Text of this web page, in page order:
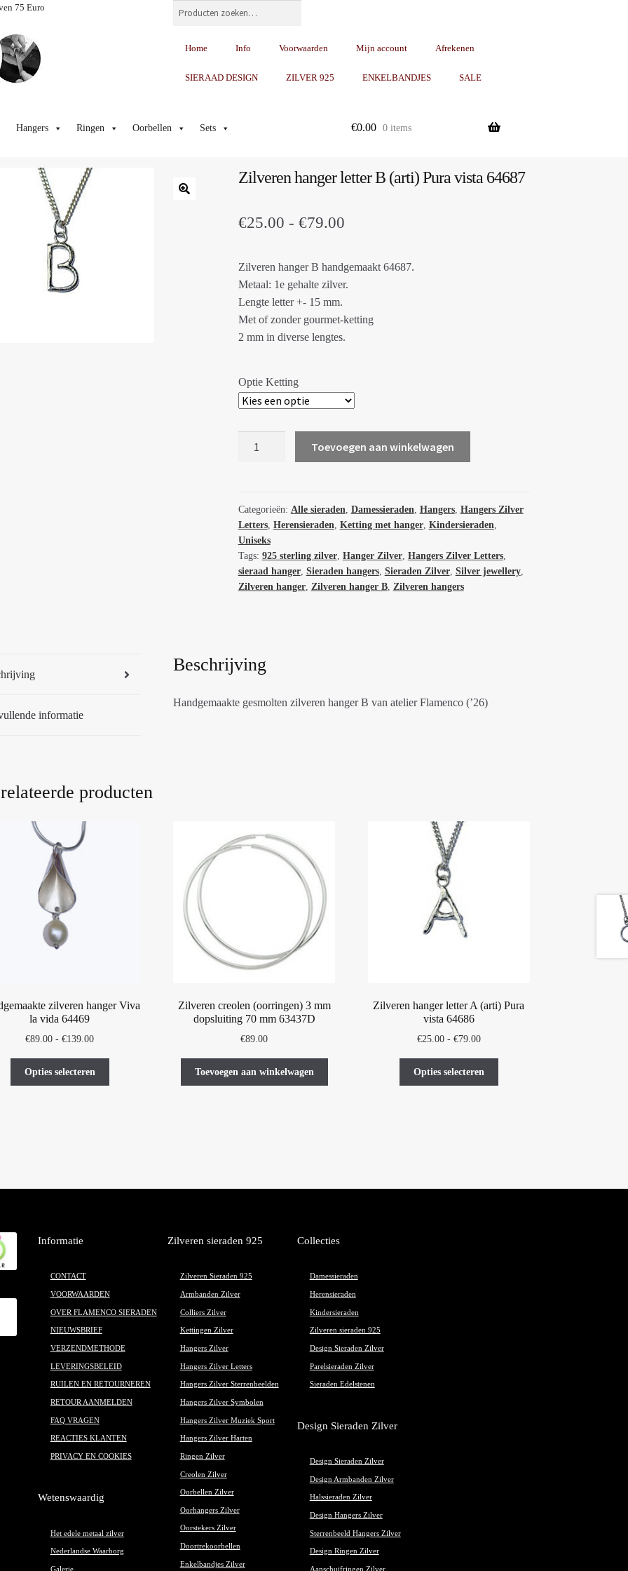
75 Euro Zoeken
Home Info Voorwaarden Mijn account Afrekenen
SIERAAD DESIGN ZILVER 925 ENKELBANDJES SALE
Hangers Ringen Oorbellen Sets €0.00 0 items
Zilveren hanger letter B (arti) Pura vista 64687
€25.00 - €79.00Prijsklasse:
tot
Zilveren hanger B handgemaakt 64687.
Metaal: 1e gehalte zilver.
Lengte letter +- 15 mm.
Met of zonder gourmet-ketting
2 mm in diverse lengtes.
Optie Ketting
(arti)
Pura
vista
64687
aantal
Toevoegen aan winkelwagen
Categorieën: Alle sieraden, Damessieraden, Hangers, Hangers Zilver
Letters, Herensieraden, Ketting met hanger, Kindersieraden,
Uniseks
Tags: 925 sterling zilver, Hanger Zilver, Hangers Zilver Letters,
sieraad hanger, Sieraden hangers, Sieraden Zilver, Silver jewellery,
Zilveren hanger, Zilveren hanger B, Zilveren hangers
informatie
Beschrijving
Handgemaakte gesmolten zilveren hanger B van atelier Flamenco (’26)
producten
zilveren hanger Viva
la vida 64469
€89.00 - €139.00Prijsklasse:
tot
€139.00
Opties selecteren
gekozen
Zilveren creolen (oorringen) 3 mm
dopsluiting 70 mm 63437D
€89.00
Toevoegen aan winkelwagen
Zilveren hanger letter A (arti) Pura
vista 64686
€25.00 - €79.00Prijsklasse:
tot
€79.00
Opties selecteren
gekozen
Informatie
CONTACT
VOORWAARDEN
OVER FLAMENCO SIERADEN
NIEUWSBRIEF
VERZENDMETHODE
LEVERINGSBELEID
RUILEN EN RETOURNEREN
RETOUR AANMELDEN
FAQ VRAGEN
REACTIES KLANTEN
PRIVACY EN COOKIES
Wetenswaardig
Het edele metaal zilver
Nederlandse Waarborg
Galerie
Zilveren sieraden 925
Zilveren Sieraden 925
Armbanden Zilver
Colliers Zilver
Kettingen Zilver
Hangers Zilver
Hangers Zilver Letters
Hangers Zilver Sterrenbeelden
Hangers Zilver Symbolen
Hangers Zilver Muziek Sport
Hangers Zilver Harten
Ringen Zilver
Creolen Zilver
Oorbellen Zilver
Oorhangers Zilver
Oorstekers Zilver
Doortrekoorbellen
Enkelbandjes Zilver
Collecties
Damessieraden
Herensieraden
Kindersieraden
Zilveren sieraden 925
Design Sieraden Zilver
Parelsieraden Zilver
Sieraden Edelstenen
Design Sieraden Zilver
Design Sieraden Zilver
Design Armbanden Zilver
Halssieraden Zilver
Design Hangers Zilver
Sterrenbeeld Hangers Zilver
Design Ringen Zilver
Aanschuifringen Zilver